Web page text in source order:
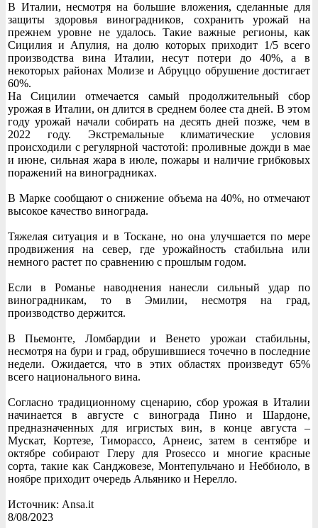
В Италии, несмотря на большие вложения, сделанные для
защиты здоровья виноградников, сохранить урожай на
прежнем уровне не удалось. Такие важные регионы, как
Сицилия и Апулия, на долю которых приходит 1/5 всего
производства вина Италии, несут потери до 40%, а в
некоторых районах Молизе и Абруццо обрушение достигает
60%.
На Сицилии отмечается самый продолжительный сбор
урожая в Италии, он длится в среднем более ста дней. В этом
году урожай начали собирать на десять дней позже, чем в
2022 году. Экстремальные климатические условия
происходили с регулярной частотой: проливные дожди в мае
и июне, сильная жара в июле, пожары и наличие грибковых
поражений на виноградниках.
В Марке сообщают о снижение объема на 40%, но отмечают
высокое качество винограда.
Тяжелая ситуация и в Тоскане, но она улучшается по мере
продвижения на север, где урожайность стабильна или
немного растет по сравнению с прошлым годом.
Если в Романье наводнения нанесли сильный удар по
виноградникам, то в Эмилии, несмотря на град,
производство держится.
В Пьемонте, Ломбардии и Венето урожаи стабильны,
несмотря на бури и град, обрушившиеся точечно в последние
недели. Ожидается, что в этих областях произведут 65%
всего национального вина.
Согласно традиционному сценарию, сбор урожая в Италии
начинается в августе с винограда Пино и Шардоне,
предназначенных для игристых вин, в конце августа –
Мускат, Кортезе, Тиморассо, Арнеис, затем в сентябре и
октябре собирают Глеру для Prosecco и многие красные
сорта, такие как Санджовезе, Монтепульчано и Неббиоло, в
ноябре приходит очередь Альянико и Нерелло.
Источник: Ansa.it
8/08/2023